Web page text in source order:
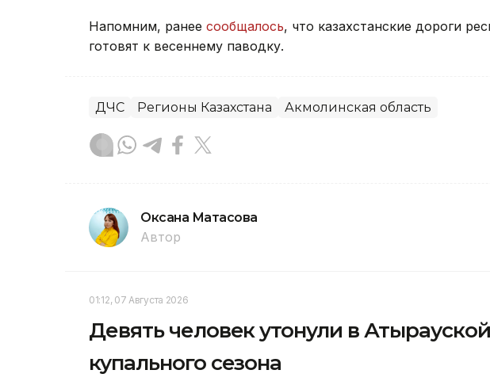
Напомним, ранее сообщалось, что казахстанские дороги
готовят к весеннему паводку.
ДЧС Регионы Казахстана Акмолинская область
Оксана Матасова
Автор
01:12, 07 Августа 2026
Девять человек утонули в
купального сезона